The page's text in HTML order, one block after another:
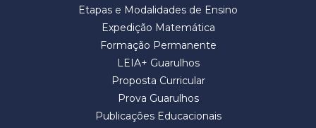
Etapas e Modalidades de Ensino
Expedição Matemática
Formação Permanente
LEIA+ Guarulhos
Proposta Curricular
Prova Guarulhos
Publicações Educacionais